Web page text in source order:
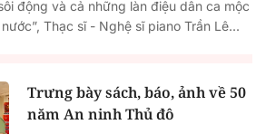
động và cả những làn điệu dân ca mộc
Thạc sĩ - Nghệ sĩ piano Trần Lê...
Trưng bày sách, báo, ảnh về 50
năm An ninh Thủ đô